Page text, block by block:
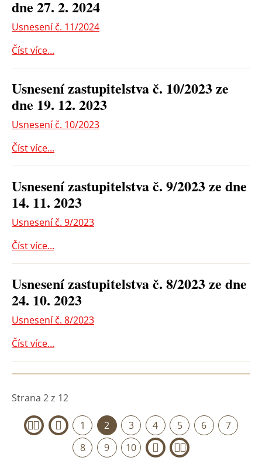
dne 27. 2. 2024
Usnesení č. 11/2024
Číst více...
Usnesení zastupitelstva č. 10/2023 ze
dne 19. 12. 2023
Usnesení č. 10/2023
Číst více...
Usnesení zastupitelstva č. 9/2023 ze dne
14. 11. 2023
Usnesení č. 9/2023
Číst více...
Usnesení zastupitelstva č. 8/2023 ze dne
24. 10. 2023
Usnesení č. 8/2023
Číst více...
Strana 2 z 12
« ‹ 1 2 3 4 5 6
7
8
9 10 › »